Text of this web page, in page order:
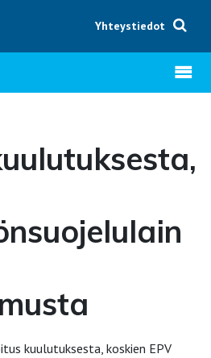
Yhteystiedot
Avaa
kuulutuksesta, koskien EPV